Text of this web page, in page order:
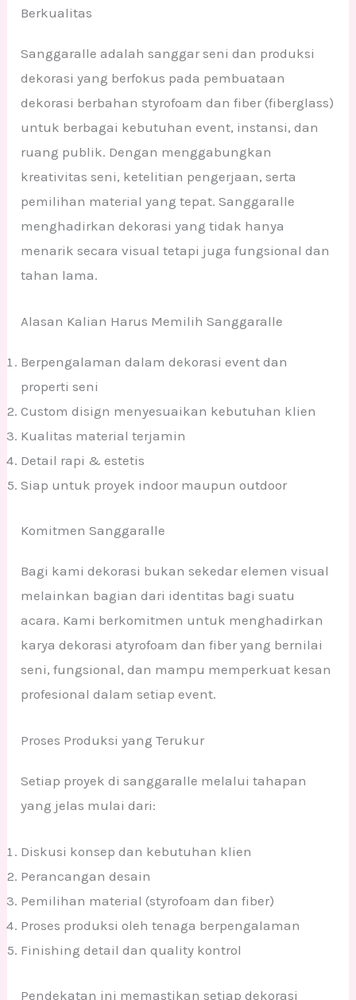
Berkualitas
Sanggaralle adalah sanggar seni dan produksi
dekorasi yang berfokus pada pembuataan
dekorasi berbahan styrofoam dan fiber (fiberglass)
untuk berbagai kebutuhan event, instansi, dan
ruang publik. Dengan menggabungkan
kreativitas seni, ketelitian pengerjaan, serta
pemilihan material yang tepat. Sanggaralle
menghadirkan dekorasi yang tidak hanya
menarik secara visual tetapi juga fungsional dan
tahan lama.
Alasan Kalian Harus Memilih Sanggaralle
Berpengalaman dalam dekorasi event dan
properti seni
Custom disign menyesuaikan kebutuhan klien
Kualitas material terjamin
Detail rapi & estetis
Siap untuk proyek indoor maupun outdoor
Komitmen Sanggaralle
Bagi kami dekorasi bukan sekedar elemen visual
melainkan bagian dari identitas bagi suatu
acara. Kami berkomitmen untuk menghadirkan
karya dekorasi atyrofoam dan fiber yang bernilai
seni, fungsional, dan mampu memperkuat kesan
profesional dalam setiap event.
Proses Produksi yang Terukur
Setiap proyek di sanggaralle melalui tahapan
yang jelas mulai dari:
Diskusi konsep dan kebutuhan klien
Perancangan desain
Pemilihan material (styrofoam dan fiber)
Proses produksi oleh tenaga berpengalaman
Finishing detail dan quality kontrol
Pendekatan ini memastikan setiap dekorasi